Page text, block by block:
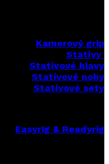
Kamerový grip
Statívy
Statívové hlavy
Statívové nohy
Statívové sety
Easyrig & Readyrig